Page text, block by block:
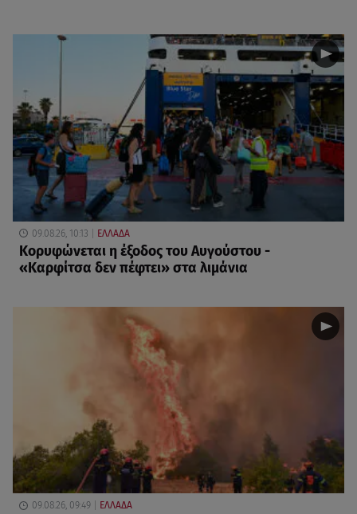
09.08.26, 10:13 ΕΛΛΑΔΑ
Κορυφώνεται η έξοδος του Αυγούστου -
«Καρφίτσα δεν πέφτει» στα λιμάνια
09.08.26, 09:49 ΕΛΛΑΔΑ